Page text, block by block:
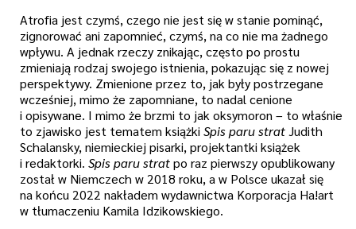
Atrofia jest czymś, czego nie jest się w stanie pominąć,
zignorować ani zapomnieć, czymś, na co nie ma żadnego
wpływu. A jednak rzeczy znikając, często po prostu
zmieniają rodzaj swojego istnienia, pokazując się z nowej
perspektywy. Zmienione przez to, jak były postrzegane
wcześniej, mimo że zapomniane, to nadal cenione
i opisywane. I mimo że brzmi to jak oksymoron – to właśnie
to zjawisko jest tematem książki Spis paru strat Judith
Schalansky, niemieckiej pisarki, projektantki książek
i redaktorki. Spis paru stratpo raz pierwszy opublikowany
został w Niemczech w 2018 roku, a w Polsce ukazał się
na końcu 2022 nakładem wydawnictwa Korporacja Ha!art
w tłumaczeniu Kamila Idzikowskiego.